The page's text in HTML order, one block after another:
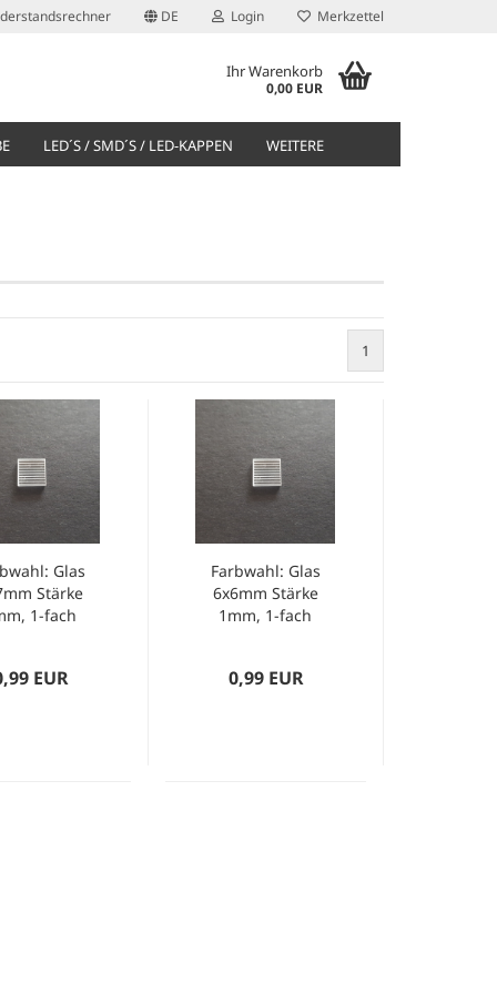
DE Login Merkzettel
Ihr Warenkorb
0,00 EUR
LED´S / SMD´S / LED-KAPPEN WEITERE
1
Glas
Stärke
1-fach
EUR
Farbwahl: Glas
6x6mm Stärke
1mm, 1-fach
0,99 EUR